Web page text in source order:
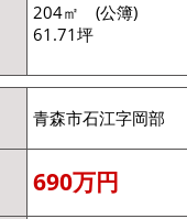
204㎡ (公簿)
61.71坪
青森市石江字岡部
690万円